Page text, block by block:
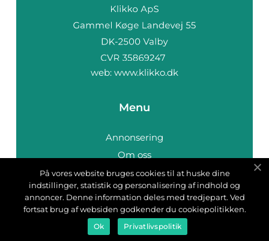
web: www.klikko.dk
Menu
Annonsering
Om oss
Cookies
Kontakta oss
Sitemap
På vores website bruges cookies til at huske dine
indstillinger, statistik og personalisering af indhold og
annoncer. Denne information deles med tredjepart. Ved
fortsat brug af websiden godkender du cookiepolitikken.
Ok Privatlivspolitik